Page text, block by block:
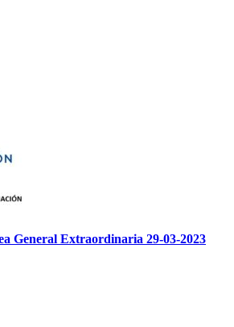
General Extraordinaria 29-03-2023